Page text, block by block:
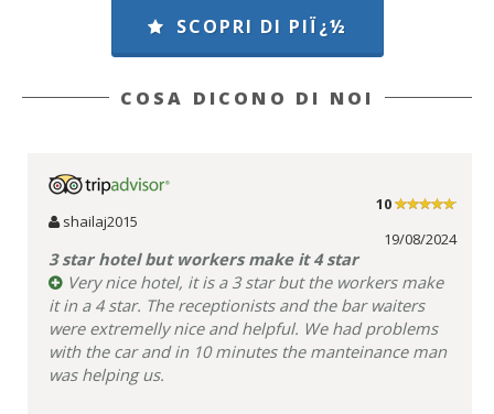
SCOPRI DI PIÏ¿½
COSA DICONO DI NOI
10
shailaj2015
19/08/2024
3 star hotel but workers make it 4 star
Very nice hotel, it is a 3 star but the workers make
it in a 4 star. The receptionists and the bar waiters
were extremelly nice and helpful. We had problems
with the car and in 10 minutes the manteinance man
was helping us.